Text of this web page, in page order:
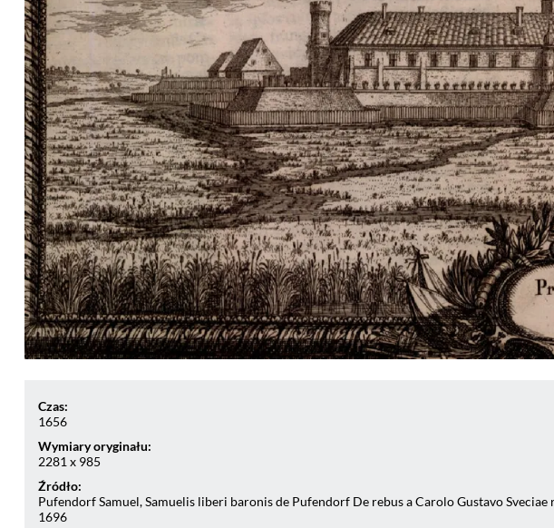
Czas:
1656
Wymiary oryginału:
2281 x 985
Źródło:
Pufendorf Samuel, Samuelis liberi baronis de Pufendorf De rebus a Carolo Gustavo
1696